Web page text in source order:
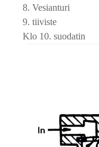
8. Vesianturi
9. tiiviste
Klo 10. suodatin